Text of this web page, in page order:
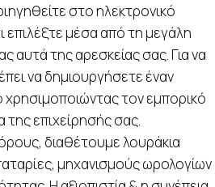
στο ηλεκτρονικό
επιλέξτε μέσα από τη μεγάλη
αυτά της αρεσκείας σας. Για να
να δημιουργήσετε έναν
τον εμπορικό
της επιχείρησής σας.
διαθέτουμε λουράκια
μηχανισμούς ωρολογίων